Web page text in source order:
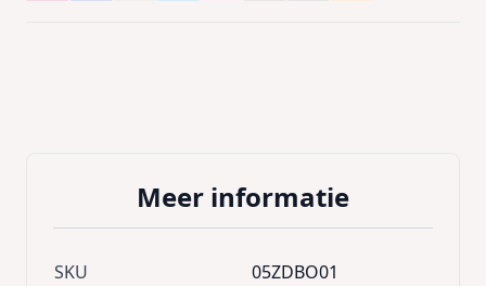
Meer informatie
SKU
05ZDBO01